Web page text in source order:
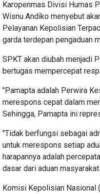
Karopenmas Divisi Humas
Wisnu Andiko menyebut
Pelayanan Kepolisian
garda terdepan pengaduan
SPKT akan diubah menjadi
bertugas mempercepat
"Pamapta adalah Perwira
merespons cepat dalam
Sehingga, Pamapta ini
"Tidak berfungsi sebagai
untuk merespons setiap
harapannya adalah
dasar dari aduan
Komisi Kepolisian Nasional